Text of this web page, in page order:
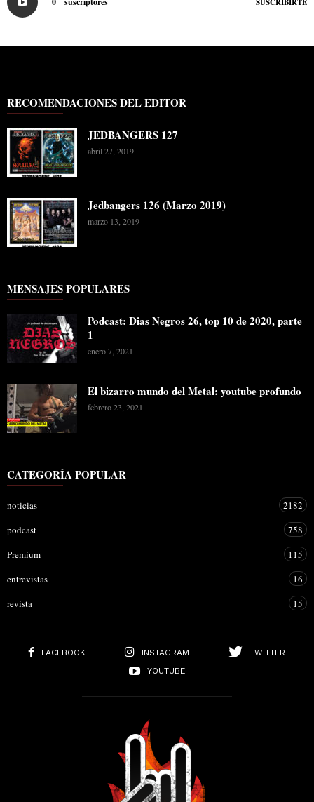
RECOMENDACIONES DEL EDITOR
JEDBANGERS 127
abril 27, 2019
Jedbangers 126 (Marzo 2019)
marzo 13, 2019
MENSAJES POPULARES
Podcast: Dias Negros 26, top 10 de 2020, parte
1
enero 7, 2021
El bizarro mundo del Metal: youtube profundo
febrero 23, 2021
CATEGORÍA POPULAR
noticias
2182
podcast
758
Premium
115
entrevistas
16
revista
15
FACEBOOK INSTAGRAM
TWITTER
YOUTUBE